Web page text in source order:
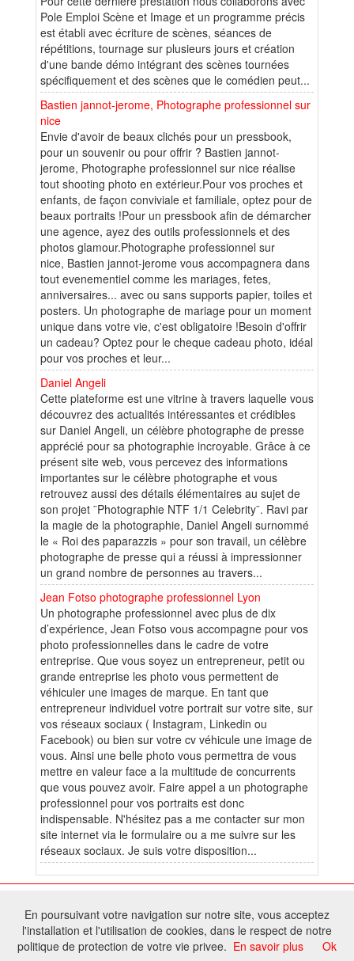
Pole Emploi Scène et Image et un programme précis
est établi avec écriture de scènes, séances de
répétitions, tournage sur plusieurs jours et création
d'une bande démo intégrant des scènes tournées
spécifiquement et des scènes que le comédien peut...
Bastien jannot-jerome, Photographe professionnel sur
nice
Envie d'avoir de beaux clichés pour un pressbook,
pour un souvenir ou pour offrir ? Bastien jannot-
jerome, Photographe professionnel sur nice réalise
tout shooting photo en extérieur.Pour vos proches et
enfants, de façon conviviale et familiale, optez pour de
beaux portraits !Pour un pressbook afin de démarcher
une agence, ayez des outils professionnels et des
photos glamour.Photographe professionnel sur
nice, Bastien jannot-jerome vous accompagnera dans
tout evenementiel comme les mariages, fetes,
anniversaires... avec ou sans supports papier, toiles et
posters. Un photographe de mariage pour un moment
unique dans votre vie, c'est obligatoire !Besoin d'offrir
un cadeau? Optez pour le cheque cadeau photo, idéal
pour vos proches et leur...
Daniel Angeli
Cette plateforme est une vitrine à travers laquelle vous
découvrez des actualités intéressantes et crédibles
sur Daniel Angeli, un célèbre photographe de presse
apprécié pour sa photographie incroyable. Grâce à ce
présent site web, vous percevez des informations
importantes sur le célèbre photographe et vous
retrouvez aussi des détails élémentaires au sujet de
son projet ¨Photographie NTF 1/1 Celebrity¨. Ravi par
la magie de la photographie, Daniel Angeli surnommé
le « Roi des paparazzis » pour son travail, un célèbre
photographe de presse qui a réussi à impressionner
un grand nombre de personnes au travers...
Jean Fotso photographe professionnel Lyon
Un photographe professionnel avec plus de dix
d’expérience, Jean Fotso vous accompagne pour vos
photo professionnelles dans le cadre de votre
entreprise. Que vous soyez un entrepreneur, petit ou
grande entreprise les photo vous permettent de
véhiculer une images de marque. En tant que
entrepreneur individuel votre portrait sur votre site, sur
vos réseaux sociaux ( Instagram, Linkedin ou
Facebook) ou bien sur votre cv véhicule une image de
vous. Ainsi une belle photo vous permettra de vous
mettre en valeur face a la multitude de concurrents
que vous pouvez avoir. Faire appel a un photographe
professionnel pour vos portraits est donc
indispensable. N'hésitez pas a me contacter sur mon
site internet via le formulaire ou a me suivre sur les
réseaux sociaux. Je suis votre disposition...
FontAwesome
Tous droits réservés - Toute reproduction du contenu de ce site, même
partielle, est interdite sans accord du propriétaire.
En poursuivant votre navigation sur notre site, vous acceptez
l'installation et l'utilisation de cookies, dans le respect de notre
politique de protection de votre vie privee. En savoir plus Ok